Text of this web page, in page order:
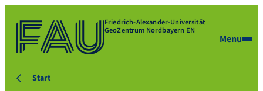
Friedrich-Alexander-Universität
GeoZentrum Nordbayern EN
Menu
Start